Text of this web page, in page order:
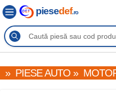
piesedef.ro
» PIESE AUTO »